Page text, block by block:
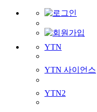
YTN
YTN 사이언스
YTN2